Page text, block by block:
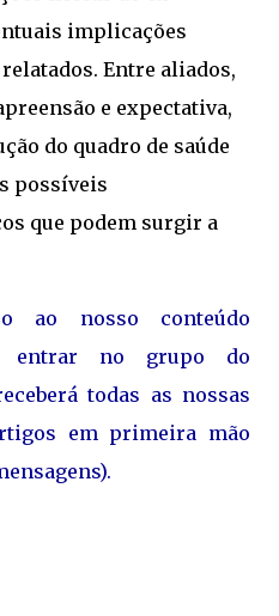
implicações
Entre aliados,
e expectativa,
do quadro de saúde
possíveis
que podem surgir a
ao nosso conteúdo
entrar no grupo do
todas as nossas
em primeira mão